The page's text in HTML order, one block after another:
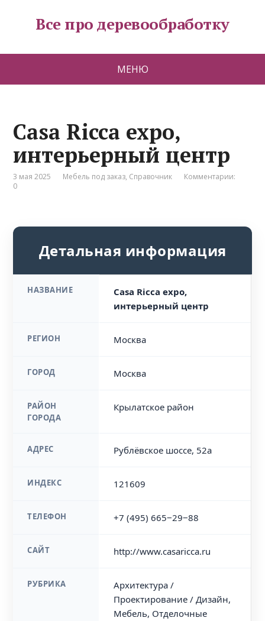
Все про деревообработку
МЕНЮ
Casa Ricca expo,
интерьерный центр
3 мая 2025 Мебель под заказ, Справочник
Комментарии:
0
Детальная информация
НАЗВАНИЕ
Casa Ricca expo,
интерьерный центр
РЕГИОН Москва
ГОРОД Москва
РАЙОН
ГОРОДА
Крылатское район
АДРЕС Рублёвское шоссе, 52а
ИНДЕКС 121609
ТЕЛЕФОН +7 (495) 665‒29‒88
САЙТ http://www.casaricca.ru
РУБРИКА
Архитектура /
Проектирование / Дизайн,
Мебель, Отделочные